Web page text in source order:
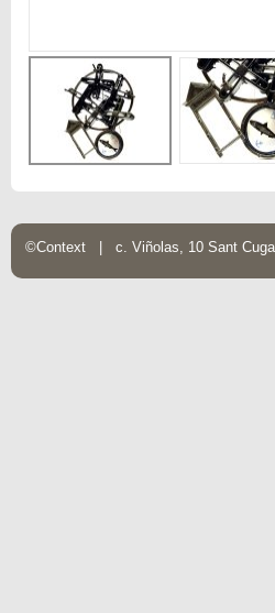
©Context | c. Viñolas, 10 Sant